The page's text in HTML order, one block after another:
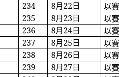
234
8月22日
以
235
8月23日
以
236
8月24日
以
237
8月25日
以
238
8月26日
以
239
8月27日
以